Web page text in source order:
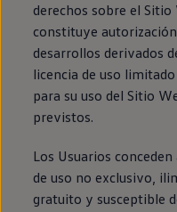
derechos sobre el
constituye
desarrollos derivados
licencia de uso
para su uso del Sitio
previstos.
Los Usuarios
de uso no exclusivo,
gratuito y susceptible